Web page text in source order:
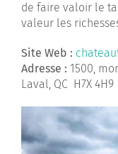
de faire valoir le
valeur les
Site Web :
Adresse : 1500,
Laval, QC H7X 4H9